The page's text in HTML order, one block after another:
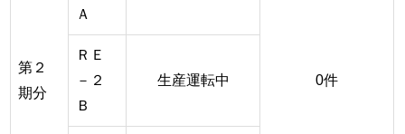
第２
期分
Ａ
0件
ＲＥ
－２
Ｂ
生産運転中